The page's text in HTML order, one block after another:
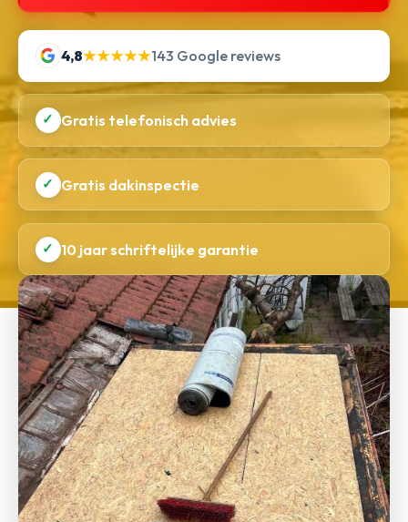
4,8★★★★★143 Google reviews
✓ Gratis telefonisch advies
✓ Gratis dakinspectie
✓ 10 jaar schriftelijke garantie